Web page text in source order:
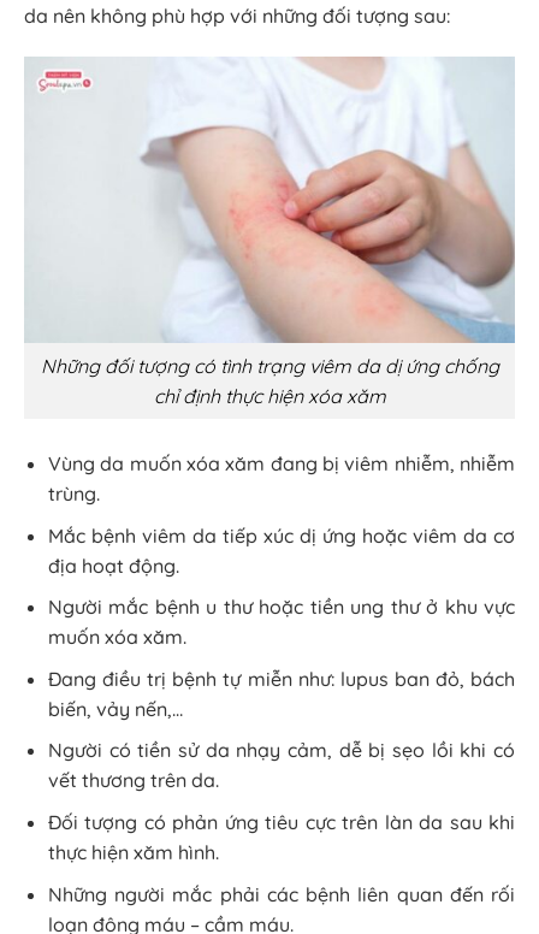
da nên không phù hợp với những đối tượng sau:
Những đối tượng có tình trạng viêm da dị ứng chống
chỉ định thực hiện xóa xăm
Vùng da muốn xóa xăm đang bị viêm nhiễm, nhiễm
trùng.
Mắc bệnh viêm da tiếp xúc dị ứng hoặc viêm da cơ
địa hoạt động.
Người mắc bệnh u thư hoặc tiền ung thư ở khu vực
muốn xóa xăm.
Đang điều trị bệnh tự miễn như: lupus ban đỏ, bách
biến, vảy nến,…
Người có tiền sử da nhạy cảm, dễ bị sẹo lồi khi có
vết thương trên da.
Đối tượng có phản ứng tiêu cực trên làn da sau khi
thực hiện xăm hình.
Những người mắc phải các bệnh liên quan đến rối
loạn đông máu – cầm máu.